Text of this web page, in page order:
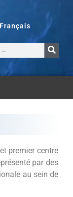
Français
premier centre
par des
au sein de